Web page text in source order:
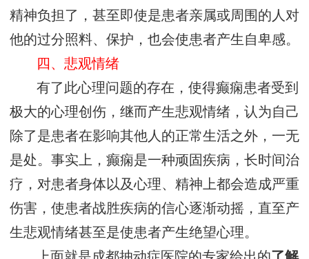
精神负担了，甚至即使是患者亲属或周围的人对
他的过分照料、保护，也会使患者产生自卑感。
四、悲观情绪
有了此心理问题的存在，使得癫痫患者受到
极大的心理创伤，继而产生悲观情绪，认为自己
除了是患者在影响其他人的正常生活之外，一无
是处。事实上，癫痫是一种顽固疾病，长时间治
疗，对患者身体以及心理、精神上都会造成严重
伤害，使患者战胜疾病的信心逐渐动摇，直至产
生悲观情绪甚至是使患者产生绝望心理。